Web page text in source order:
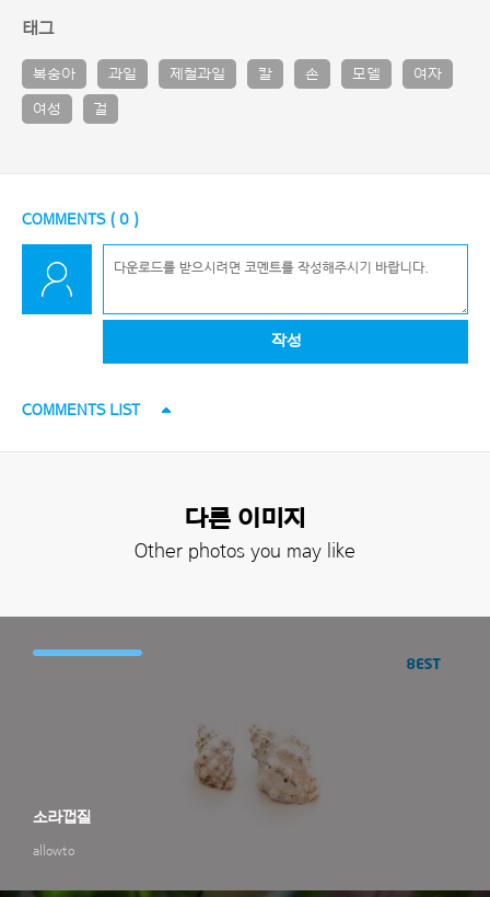
태그
복숭아 과일 제철과일 칼 손 모델 여자
여성 걸
COMMENTS ( 0 )
작성
COMMENTS LIST
다른 이미지
Other photos you may like
allowto
소라껍질